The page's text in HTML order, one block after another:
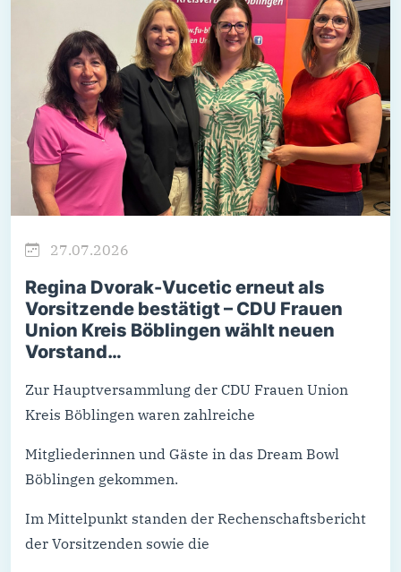
27.07.2026
Regina Dvorak-Vucetic erneut als
Vorsitzende bestätigt – CDU Frauen
Union Kreis Böblingen wählt neuen
Vorstand…
Zur Hauptversammlung der CDU Frauen Union
Kreis Böblingen waren zahlreiche
Mitgliederinnen und Gäste in das Dream Bowl
Böblingen gekommen.
Im Mittelpunkt standen der Rechenschaftsbericht
der Vorsitzenden sowie die